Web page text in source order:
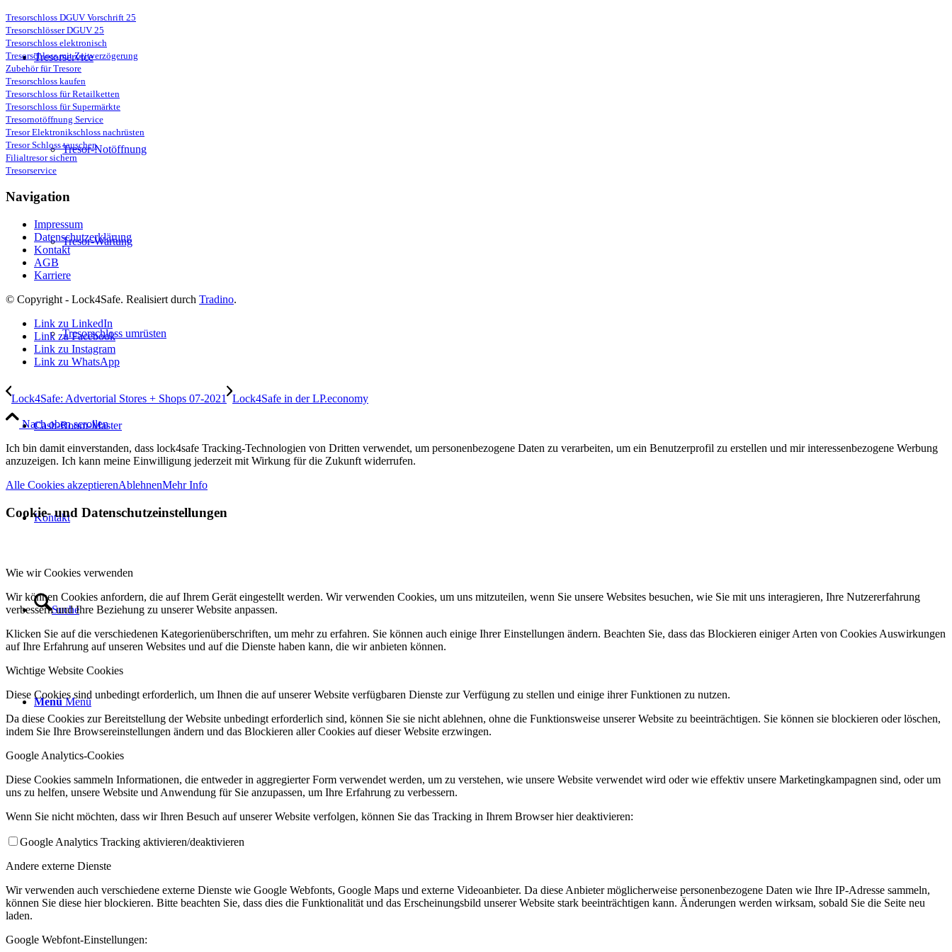
Tresorservice
Tresor-Notöffnung
Tresor-Wartung
Tresorschloss umrüsten
Cash-Room-Master
Kontakt
Suche
Menü Menü
Tresorschloss DGUV Vorschrift 25
Tresorschlösser DGUV 25
Tresorschloss elektronisch
Tresorschloss mit Zeitverzögerung
Zubehör für Tresore
Tresorschloss kaufen
Tresorschloss für Retailketten
Tresorschloss für Supermärkte
Tresornotöffnung Service
Tresor Elektronikschloss nachrüsten
Tresor Schloss tauschen
Filialtresor sichern
Tresorservice
Navigation
Impressum
Datenschutzerklärung
Kontakt
AGB
Karriere
© Copyright - Lock4Safe. Realisiert durch Tradino.
Link zu LinkedIn
Link zu Facebook
Link zu Instagram
Link zu WhatsApp
Lock4Safe: Advertorial Stores + Shops 07-2021 Lock4Safe in der LP.economy
Nach oben scrollen
Ich bin damit einverstanden, dass lock4safe Tracking-Technologien von Dritten verwendet, um personenbezogene Daten zu verarbeiten, um ein Benutzerprofil zu erstellen und mir interessenbezogene Werbung
anzuzeigen. Ich kann meine Einwilligung jederzeit mit Wirkung für die Zukunft widerrufen.
Alle Cookies akzeptierenAblehnenMehr Info
Cookie- und Datenschutzeinstellungen
Wie wir Cookies verwenden
Wir können Cookies anfordern, die auf Ihrem Gerät eingestellt werden. Wir verwenden Cookies, um uns mitzuteilen, wenn Sie unsere Websites besuchen, wie Sie mit uns interagieren, Ihre Nutzererfahrung
verbessern und Ihre Beziehung zu unserer Website anpassen.
Klicken Sie auf die verschiedenen Kategorienüberschriften, um mehr zu erfahren. Sie können auch einige Ihrer Einstellungen ändern. Beachten Sie, dass das Blockieren einiger Arten von Cookies Auswirkungen
auf Ihre Erfahrung auf unseren Websites und auf die Dienste haben kann, die wir anbieten können.
Wichtige Website Cookies
Diese Cookies sind unbedingt erforderlich, um Ihnen die auf unserer Website verfügbaren Dienste zur Verfügung zu stellen und einige ihrer Funktionen zu nutzen.
Da diese Cookies zur Bereitstellung der Website unbedingt erforderlich sind, können Sie sie nicht ablehnen, ohne die Funktionsweise unserer Website zu beeinträchtigen. Sie können sie blockieren oder löschen,
indem Sie Ihre Browsereinstellungen ändern und das Blockieren aller Cookies auf dieser Website erzwingen.
Google Analytics-Cookies
Diese Cookies sammeln Informationen, die entweder in aggregierter Form verwendet werden, um zu verstehen, wie unsere Website verwendet wird oder wie effektiv unsere Marketingkampagnen sind, oder um
uns zu helfen, unsere Website und Anwendung für Sie anzupassen, um Ihre Erfahrung zu verbessern.
Wenn Sie nicht möchten, dass wir Ihren Besuch auf unserer Website verfolgen, können Sie das Tracking in Ihrem Browser hier deaktivieren:
Google Analytics Tracking aktivieren/deaktivieren
Andere externe Dienste
Wir verwenden auch verschiedene externe Dienste wie Google Webfonts, Google Maps und externe Videoanbieter. Da diese Anbieter möglicherweise personenbezogene Daten wie Ihre IP-Adresse sammeln,
können Sie diese hier blockieren. Bitte beachten Sie, dass dies die Funktionalität und das Erscheinungsbild unserer Website stark beeinträchtigen kann. Änderungen werden wirksam, sobald Sie die Seite neu
laden.
Google Webfont-Einstellungen: